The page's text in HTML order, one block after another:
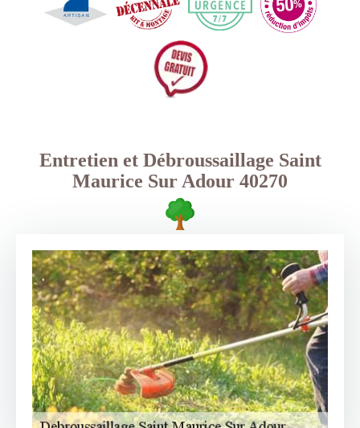
Entretien et Débroussaillage Saint
Maurice Sur Adour 40270